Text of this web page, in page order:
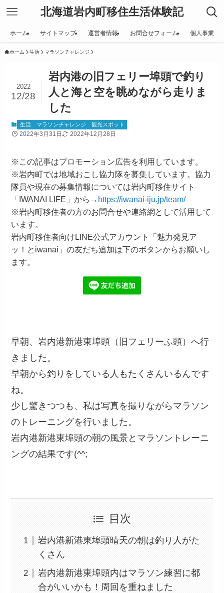
北海道岩内町移住生活体験記
ホーム サイトマップ 運営者情報 お問合せフォーム 個人事業
ホーム 生活 マラソンチャレンジ
岩内港の旧フェリー埠頭で釣り
人と海と空を眺めながら走りま
した
2022
12/28
生活 マラソンチャレンジ 観光スポット
2022年3月31日 2022年12月28日
※この記事はプロモーション広告を利用しています。
※岩内町では地域おこし協力隊を募集しています。協力
隊員や現在の募集情報については岩内町移住サイト
「IWANAI LIFE」から→ https://iwanai-iju.jp/team/
※岩内町移住者の方のお問合せや連絡網として活用して
います。
岩内町移住者向けLINE公式アカウント「魅力発見ア
ッ！とiwanai」の友だち追加は下のボタンからお願いし
ます。
早朝、岩内港新港東埠頭（旧フェリーふ頭）へ行
きました。
早朝から釣りをしている人もたくさんいるんです
ね。
少し驚きつつも、私は写真を撮りながらマラソン
のトレーニングを行いました。
岩内港新港東埠頭の朝の風景とマラソントレーニ
ングの結果です(^^;
目次
岩内港新港東埠頭晴天の朝は釣り人がた
くさん
岩内港新港東埠頭内はマラソン練習に都
合がいいかも！周回を重ねました